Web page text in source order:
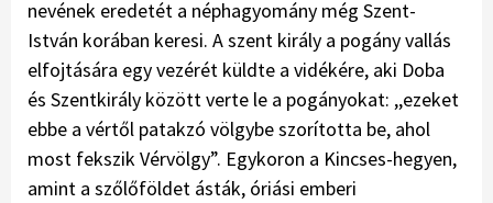
nevének eredetét a néphagyomány még Szent-
István korában keresi. A szent király a pogány vallás
elfojtására egy vezérét küldte a vidékére, aki Doba
és Szentkirály között verte le a pogányokat: ,,ezeket
ebbe a vértől patakzó völgybe szorította be, ahol
most fekszik Vérvölgy”. Egykoron a Kincses-hegyen,
amint a szőlőföldet ásták, óriási emberi